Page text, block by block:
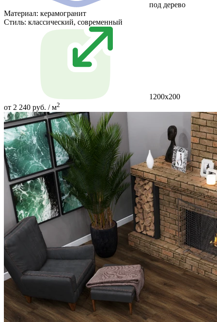
под дерево
Материал: керамогранит
Стиль: классический, современный
1200х200
от 2 240 руб. / м2